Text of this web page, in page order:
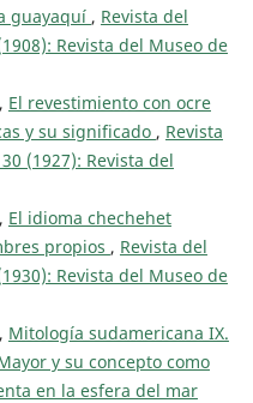
guayaquí , Revista del
Revista del Museo de
El revestimiento con ocre
y su significado , Revista
(1927): Revista del
El idioma chechehet
propios , Revista del
Revista del Museo de
Mitología sudamericana IX.
y su concepto como
en la esfera del mar